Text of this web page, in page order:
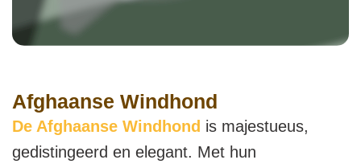
Afghaanse Windhond
De Afghaanse Windhond is majestueus,
gedistingeerd en elegant. Met hun